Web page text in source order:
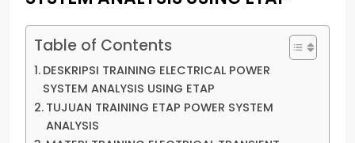
Table of Contents
DESKRIPSI TRAINING ELECTRICAL POWER
SYSTEM ANALYSIS USING ETAP
TUJUAN TRAINING ETAP POWER SYSTEM
ANALYSIS